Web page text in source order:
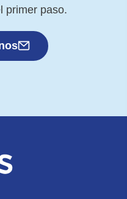
primer paso.